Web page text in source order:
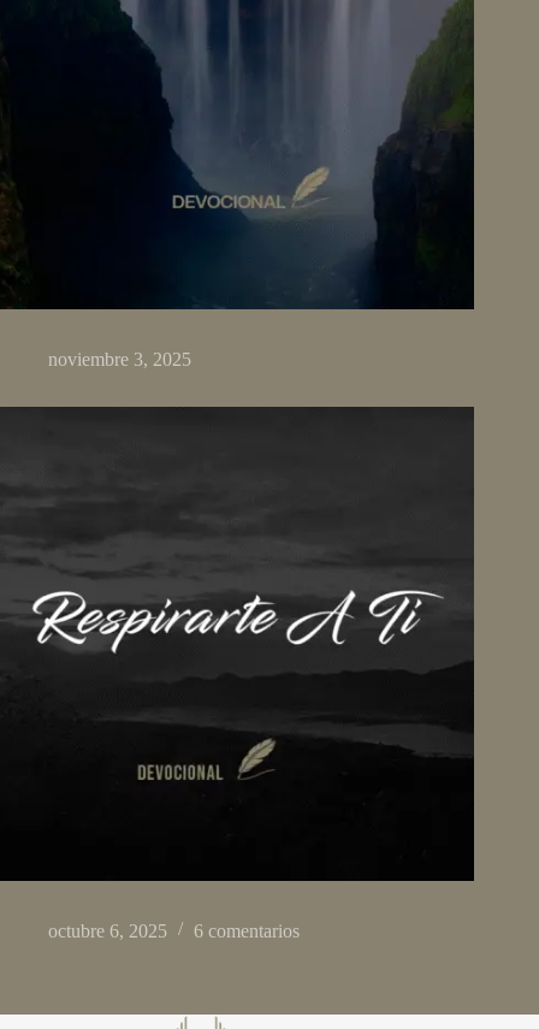
noviembre 3, 2025
octubre 6, 2025
6 comentarios